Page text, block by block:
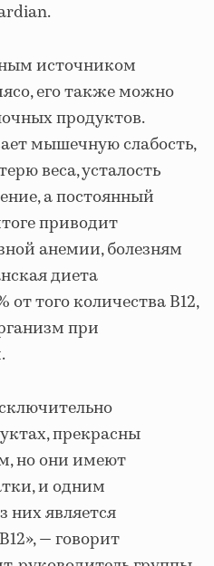
источником
его также можно
продуктов.
мышечную слабость,
веса, усталость
а постоянный
приводит
анемии, болезням
диета
от того количества B12,
при
прекрасны
но они имеют
и одним
них является
— говорит